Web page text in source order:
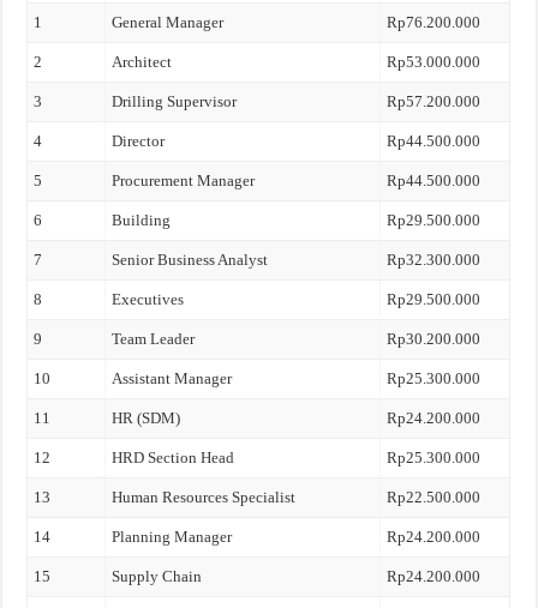
1 General Manager Rp76.200.000
2 Architect Rp53.000.000
3 Drilling Supervisor Rp57.200.000
4 Director Rp44.500.000
5 Procurement Manager Rp44.500.000
6 Building Rp29.500.000
7 Senior Business Analyst Rp32.300.000
8 Executives Rp29.500.000
9 Team Leader Rp30.200.000
10 Assistant Manager Rp25.300.000
11 HR (SDM) Rp24.200.000
12 HRD Section Head Rp25.300.000
13 Human Resources Specialist Rp22.500.000
14 Planning Manager Rp24.200.000
15 Supply Chain Rp24.200.000